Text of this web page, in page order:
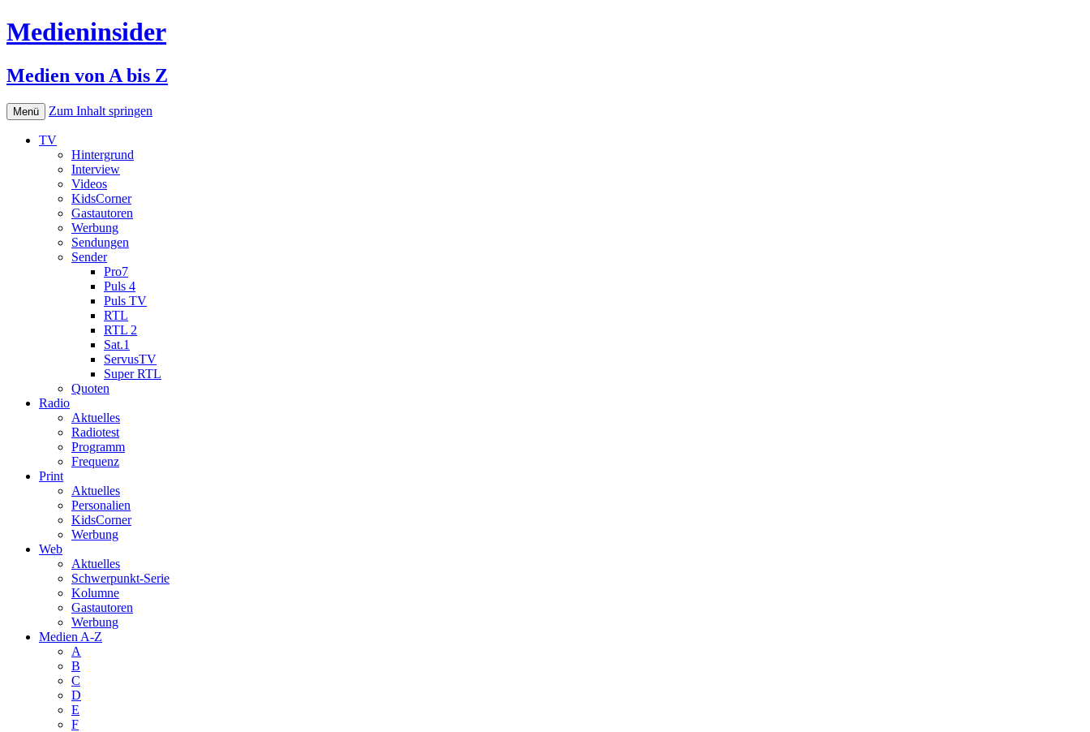
Medieninsider
Medien von A bis Z
Menü Zum Inhalt springen
TV
Hintergrund
Interview
Videos
KidsCorner
Gastautoren
Werbung
Sendungen
Sender
Pro7
Puls 4
Puls TV
RTL
RTL 2
Sat.1
ServusTV
Super RTL
Quoten
Radio
Aktuelles
Radiotest
Programm
Frequenz
Print
Aktuelles
Personalien
KidsCorner
Werbung
Web
Aktuelles
Schwerpunkt-Serie
Kolumne
Gastautoren
Werbung
Medien A-Z
A
B
C
D
E
F